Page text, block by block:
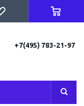
+7(495) 783-21-97